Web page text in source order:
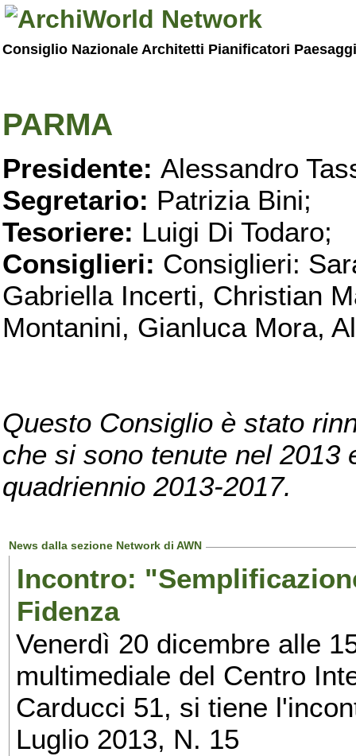
Consiglio Nazionale Architetti Pianificatori
PARMA
Presidente: Alessandro
Segretario: Patrizia Bini;
Tesoriere: Luigi Di Todaro;
Consiglieri: Consiglieri:
Gabriella Incerti, Christian
Montanini, Gianluca Mora,
Questo Consiglio è stato
che si sono tenute nel 2013
quadriennio 2013-2017.
News dalla sezione Network di AWN
Incontro:
Fidenza
Venerdì 20 dicembre alle
multimediale del Centro
Carducci 51, si tiene
Luglio 2013, N. 15